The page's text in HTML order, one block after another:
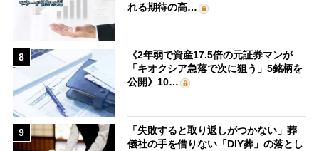
れる期待の高…
8
《2年弱で資産17.5倍の元証券マンが
「キオクシア急落で次に狙う」5銘柄を
公開》10…
9
「失敗すると取り返しがつかない」葬
儀社の手を借りない「DIY葬」の落とし